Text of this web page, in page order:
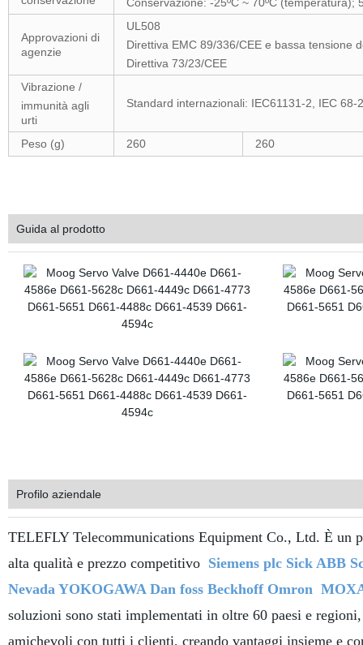
Approvazioni di
agenzie
UL508
Direttiva EMC 89/336/CEE e bassa tensione
Direttiva 73/23/CEE
Vibrazione /
immunità agli
urti
Standard internazionali: IEC61131-2, IEC
Peso (g) 260 260
Guida al prodotto
Profilo aziendale
TELEFLY Telecommunications Equipment Co., Ltd. È un
alta qualità e prezzo competitivo Siemens plc Sick ABB
Nevada YOKOGAWA Dan foss Beckhoff Omron
soluzioni sono stati implementati in oltre 60 paesi e
amichevoli con tutti i clienti, creando vantaggi insieme e